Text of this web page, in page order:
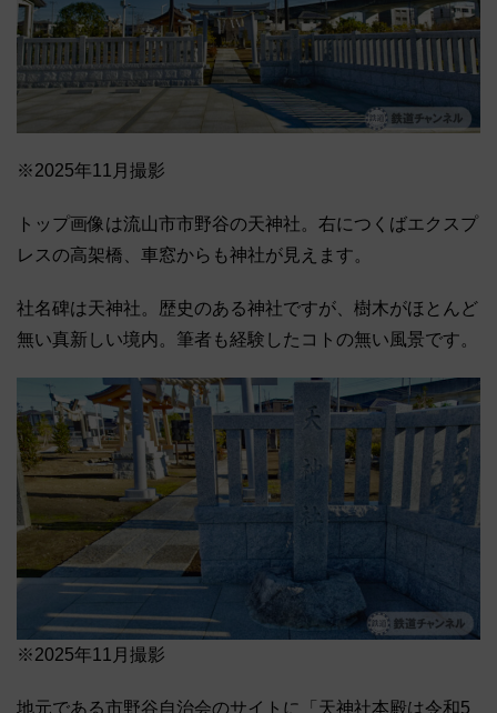
※2025年11月撮影
トップ画像は流山市市野谷の天神社。右につくばエクスプ
レスの高架橋、車窓からも神社が見えます。
社名碑は天神社。歴史のある神社ですが、樹木がほとんど
無い真新しい境内。筆者も経験したコトの無い風景です。
※2025年11月撮影
地元である市野谷自治会のサイトに「天神社本殿は令和5